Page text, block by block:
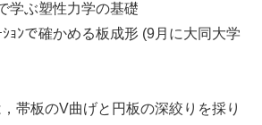
学ぶ塑性力学の基礎
ｮﾝで確かめる板成形 (9月に大同大学
帯板のV曲げと円板の深絞りを採り